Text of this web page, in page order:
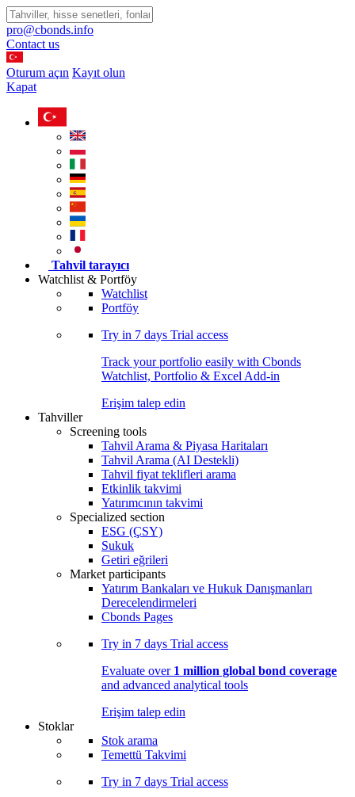
pro@cbonds.info
Contact us
Oturum açın Kayıt olun
Kapat
Tahvil tarayıcı
Watchlist & Portföy
Watchlist
Portföy
Try in 7 days Trial access
Track your portfolio easily with Cbonds
Watchlist, Portfolio & Excel Add-in
Erişim talep edin
Tahviller
Screening tools
Tahvil Arama & Piyasa Haritaları
Tahvil Arama (AI Destekli)
Tahvil fiyat teklifleri arama
Etkinlik takvimi
Yatırımcının takvimi
Specialized section
ESG (ÇSY)
Sukuk
Getiri eğrileri
Market participants
Yatırım Bankaları ve Hukuk Danışmanları
Derecelendirmeleri
Cbonds Pages
Try in 7 days Trial access
Evaluate over 1 million global bond coverage
and advanced analytical tools
Erişim talep edin
Stoklar
Stok arama
Temettü Takvimi
Try in 7 days Trial access